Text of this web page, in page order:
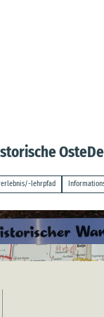
lehrpfad